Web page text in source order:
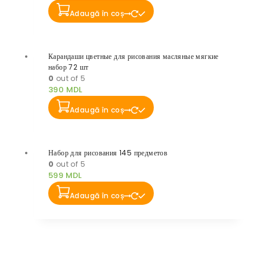
Adaugă în coș
Карандаши цветные для рисования масляные мягкие
набор 72 шт
0 out of 5
390 MDL
Adaugă în coș
Набор для рисования 145 предметов
0 out of 5
599 MDL
Adaugă în coș